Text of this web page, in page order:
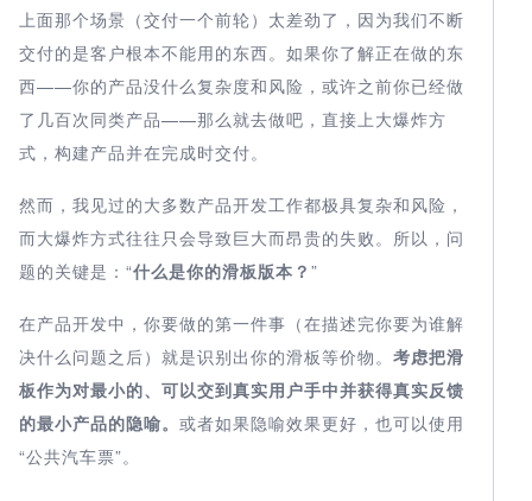
上面那个场景（交付一个前轮）太差劲了，因为我们不断
交付的是客户根本不能用的东西。如果你了解正在做的东
西——你的产品没什么复杂度和风险，或许之前你已经做
了几百次同类产品——那么就去做吧，直接上大爆炸方
式，构建产品并在完成时交付。
然而，我见过的大多数产品开发工作都极具复杂和风险，
而大爆炸方式往往只会导致巨大而昂贵的失败。所以，问
题的关键是：“什么是你的滑板版本 ？ ”
在产品开发中，你要做的第一件事（在描述完你要为谁解
决什么问题之后）就是识别出你的滑板等价物。 考虑把滑
板作为对最小的、 可以交到真实用户手中并获得真实反馈
的最小产品的隐喻。 或者如果隐喻效果更好，也可以使用
“公共汽车票”。